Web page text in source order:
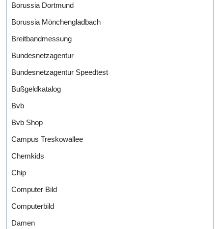
Borussia Dortmund
Borussia Mönchengladbach
Breitbandmessung
Bundesnetzagentur
Bundesnetzagentur Speedtest
Bußgeldkatalog
Bvb
Bvb Shop
Campus Treskowallee
Chemkids
Chip
Computer Bild
Computerbild
Damen